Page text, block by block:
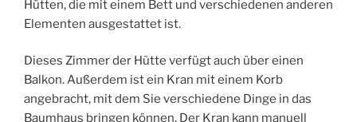
Hütten, die mit einem Bett und verschiedenen anderen
Elementen ausgestattet ist.
Dieses Zimmer der Hütte verfügt auch über einen
Balkon. Außerdem ist ein Kran mit einem Korb
angebracht, mit dem Sie verschiedene Dinge in das
Baumhaus bringen können. Der Kran kann manuell